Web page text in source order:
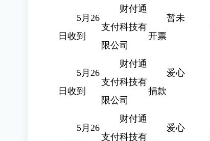
5月26
日收到
财付通
支付科技有
限公司
暂未
开票
5月26
日收到
财付通
支付科技有
限公司
爱心
捐款
5月26
财付通
支付科技有
爱心